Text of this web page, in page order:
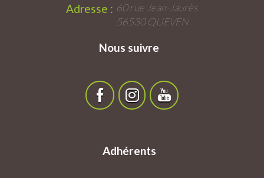
Adresse : 60 rue Jean-Jaurès
56530 QUEVEN
Nous suivre
Adhérents